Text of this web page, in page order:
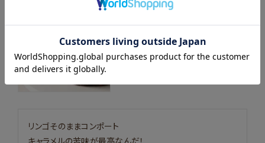
紅玉のタルトタタン（ホール）☆
投稿日 2026/05/03
リンゴそのままコンポート